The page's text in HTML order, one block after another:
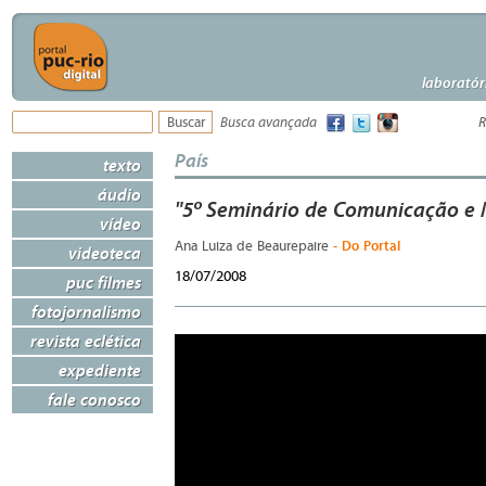
Busca avançada
texto
áudio
vídeo
videoteca
puc filmes
fotojornalismo
revista eclética
expediente
fale conosco
País
"5º Seminário de Comunicação
Ana Luiza de Beaurepaire - Do Portal
18/07/2008